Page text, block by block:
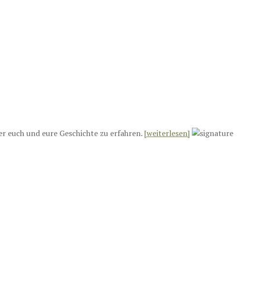
euch und eure Geschichte zu erfahren. [weiterlesen]